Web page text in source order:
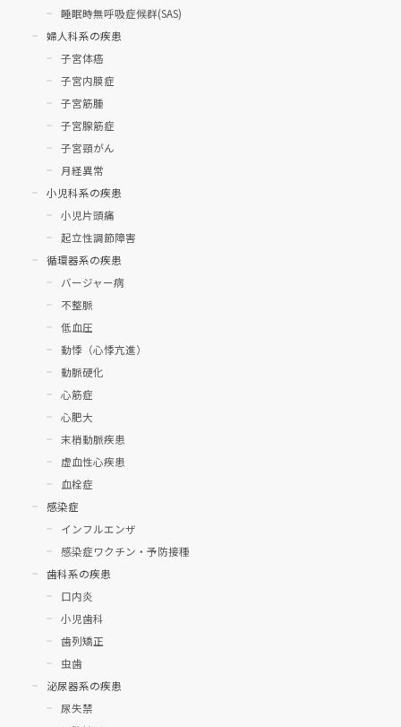
睡眠時無呼吸症候群(SAS)
婦人科系の疾患
子宮体癌
子宮内膜症
子宮筋腫
子宮腺筋症
子宮頸がん
月経異常
小児科系の疾患
小児片頭痛
起立性調節障害
循環器系の疾患
バージャー病
不整脈
低血圧
動悸（心悸亢進）
動脈硬化
心筋症
心肥大
末梢動脈疾患
虚血性心疾患
血栓症
感染症
インフルエンザ
感染症ワクチン・予防接種
歯科系の疾患
口内炎
小児歯科
歯列矯正
虫歯
泌尿器系の疾患
尿失禁